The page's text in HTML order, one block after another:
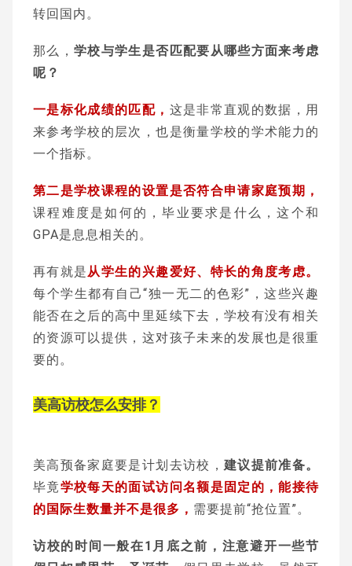
转回国内。
那么，学校与学生是否匹配要从哪些方面来考虑
呢？
一是标化成绩的匹配， 这是非常直观的数据，用
来参考学校的层次，也是衡量学校的学术能力的
一个指标。
第二是学校课程的设置是否符合申请家庭预期，
课程难度是如何的，毕业要求是什么，这个和
GPA是息息相关的。
再有就是从学生的兴趣爱好、特长的角度考虑。
每个学生都有自己“独一无二的色彩”，这些兴趣
能否在之后的高中里延续下去，学校有没有相关
的资源可以提供，这对孩子未来的发展也是很重
要的。
美高访校怎么安排？
美高预备家庭要是计划去访校， 建议提前准备。
毕竟学校每天的面试访问名额是固定的，能接待
的国际生数量并不是很多， 需要提前“抢位置”。
访校的时间一般在1月底之前，注意避开一些节